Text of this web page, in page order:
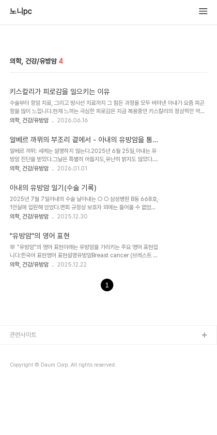
노니pc
의학, 건강/유방암 4
키스칼리가 피로감을 일으키는 이유
수술부터 항암 치료, 그리고 방사선 치료까지 그 힘든 과정을 모두 버텨낸 아내가 요즘 피곤
함을 많이 느낍니다.현재 느끼는 극심한 피로감은 지금 복용중인 키스칼리의 정상적인 약물
반응이라고 합니다.1. 키스칼리가 피로감을 일으키는 이유키스칼리(리보시클립)는 암세포의
상적인 세포 분열(특히 골수 세포)에도 영향을 미친다고 합니다.골수 기능 저하: 키스칼리는
백혈구(중성구)나 적혈구 생성을 감소시킬 수 있습니다. 이로 인해 빈혈 기운이 생기거나 면
역력이 떨어지면서 몸이 축 처지고 극심한 피로감을 느끼게 된다고 합니다.가장 흔한 부작
용: 임상시험과 실제 처방 데이터에서도 키스칼리를 복용하는 환자들이 가장 흔하게 호소하
는 부..
의학, 건강/유방암 2026.06.16
알베르 까뮈의 부조리 곁에서 - 아내의 유방암을 통과
하며
알베르 까뮈: 세계는 설명하지 않는다.2025년 6월 25일,아내는 유
방암 진단을 받았다.그날은 특별히 어둡지도,유난히 밝지도 않았다.강
북삼성병원 유방외과 대기실은 늘 그렇듯 사람들이 넘쳤고,간호사는
미 오래전부터 결정되어 있었고,지금은 단지 통보의 순서만 남았다는
듯이.그러나 아내는몇 번이고 같은 말을 되물었다.“제가 아닌 것 아닌
가요?”“혹시 검사 결과가 바뀐 건 아닌가요?”그 질문은 항의가 아니었
고,부정도 아니었다.다만,조금이라도 다른 가능성이 남아 있는지를끝
까지 확인하려는사람의 말이었다.알베르 까뮈: 부조리아내는 평생 바
불평 대신 침묵을 선택하는 사람이었다.나는(혹..
의학, 건강/유방암 2026.01.01
아내의 유방암 일기(수술 기록)
2025년 7월 7일아내의 수술 날아내는 ○ ○ 삼성병원 B동 668호,
1인실에 입원해 있었다.면회 규정상 보호자 외에는 들어올 수 없었다.
다만 ‘조용히, 눈감아 주는 선’이 존재했다.전날 밤, 그 틈을 타 도혜와
는 듯 웃으며 돌아갔다.그 사실 하나만으로환자와 나는 그날 밤, 견딜
수 있었다.새벽05:45간호사가 병실로 들어와 아내에게 수술복을 입
혔다.아내는 불안하거나 두려운 기색을 보이지 않았다.차분했고, 담담
했다.오히려 그 감정의 움직임이 보이지 않는 얼굴이오래 마음에 남았
다.수술 전07:21도혜에게서 문자가 왔다.엄마를 안심시키는 말,그리
의학, 건강/유방암 2025.12.30
"유방암"의 영어 표현
🌸 "유방암"의 영어 표현아래는 유방암을 가리키는 주요 영어 표현입
니다:한국어 표현영어 표현설명유방암Breast cancer (브레스트 캔
서)가장 일반적인 표현유방의 악성 종양Malignant tumor of the
악성 신생물Malignant neoplasm of the breast (말리그넌트 니
어플래즘 오브 더 브레스트)진단서나 의학 문서에서 자주 사용좌측 유
의학, 건강/유방암 2025.12.22
1
Copyright © Daum Corp. All rights reserved.
관련사이트